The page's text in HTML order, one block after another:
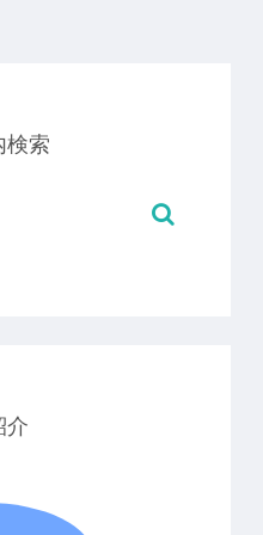
検索
介